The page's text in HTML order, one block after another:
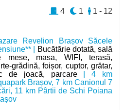
Revelion Brașov Săcele
|
Bucătărie dotată, sală
mese, masa, WIFI, terasă,
grădină, foișor, cuptor, grătar,
de joacă, parcare| 4 km
Brașov, 7 km Canionul 7
11 km Pârtii de Schi Poiana
1 - 12
1
4